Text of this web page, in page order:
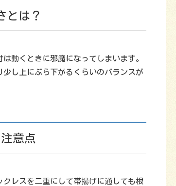
とは？
動くときに邪魔になってしまいます。
し上にぶら下がるくらいのバランスが
意点
レスを二重にして帯揚げに通しても根